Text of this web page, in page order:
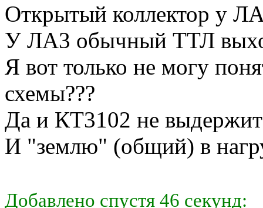
Открытый коллектор у
У ЛА3 обычный ТТЛ
Я вот только не могу
схемы???
Да и КТ3102 не
И "землю" (общий) в
Добавлено спустя 46 секунд: